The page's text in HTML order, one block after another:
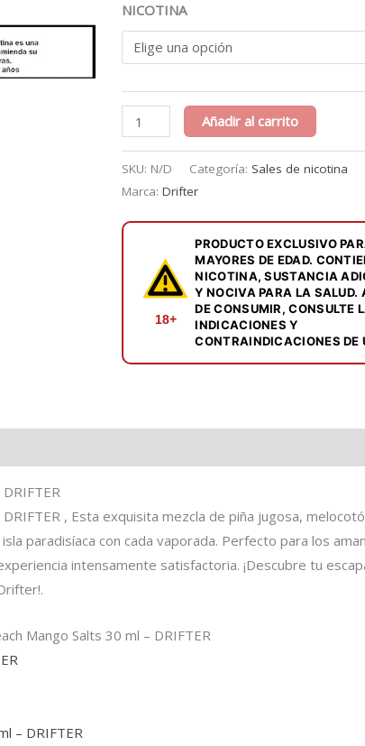
NICOTINA
Pineapple
Peach
Mango
Salts
DRIFTER
cantidad
Añadir al carrito
SKU: N/D Categoría: Sales de nicotina
Marca: Drifter
18+
PRODUCTO EXCLUSIVO
MAYORES DE EDAD.
NICOTINA, SUSTANCIA
Y NOCIVA PARA LA SALUD.
DE CONSUMIR, CONSULTE
INDICACIONES Y
CONTRAINDICACIONES DE
, Esta exquisita mezcla de piña jugosa,
paradisíaca con cada vaporada. Perfecto para los
intensamente satisfactoria. ¡Descubre tu
Mango Salts 30 ml – DRIFTER
– DRIFTER